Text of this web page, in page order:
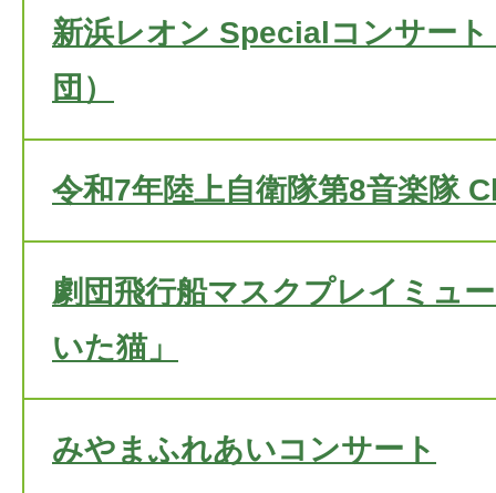
新浜レオン Specialコンサー
団）
令和7年陸上自衛隊第8音楽隊
劇団飛行船マスクプレイミュ
いた猫」
みやまふれあいコンサート